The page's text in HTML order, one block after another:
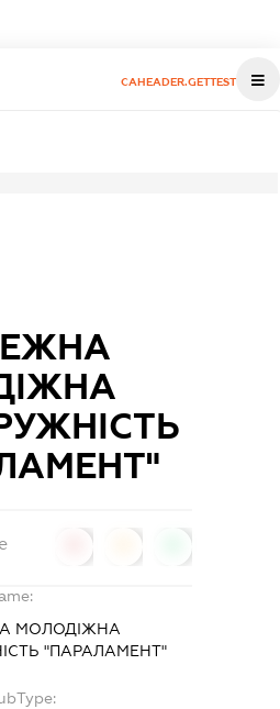
CAHEADER.GETTEST
МОЛОДІЖНА
"ПАРАЛАМЕНТ"